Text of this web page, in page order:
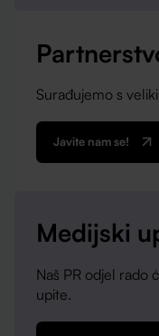
Surađujemo s
Javite nam se!
Medijski
Naš PR odjel rado
upite.